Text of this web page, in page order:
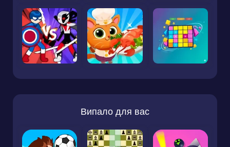
Випало для вас